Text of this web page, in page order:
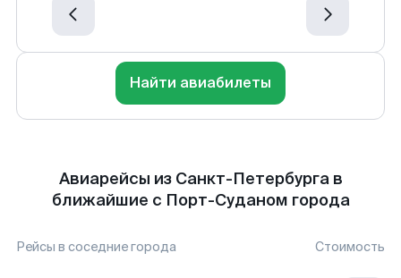
Найти авиабилеты
Авиарейсы из Санкт-Петербурга в
ближайшие с Порт-Суданом города
Рейсы в соседние города Стоимость